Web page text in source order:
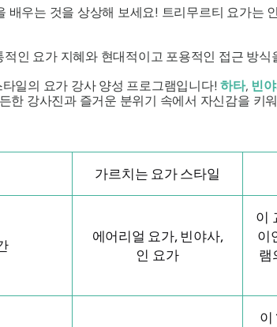
우는 것을 상상해 보세요! 트리무르티 요가는
인 요가 지혜와 현대적이고 포용적인 접근 방
일의 요가 강사 양성 프로그램입니다!하타, 빈
한 강사진과 즐거운 분위기 속에서 자신감을 키
가르치는 요가 스타일
에어리얼 요가, 빈야사,
인 요가
이
이
램
이